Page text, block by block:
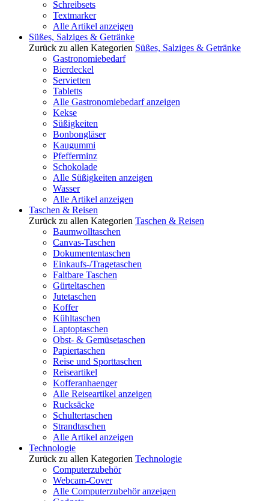
Schreibsets
Textmarker
Alle Artikel anzeigen
Süßes, Salziges & Getränke
Zurück zu allen Kategorien Süßes, Salziges & Getränke
Gastronomiebedarf
Bierdeckel
Servietten
Tabletts
Alle Gastronomiebedarf anzeigen
Kekse
Süßigkeiten
Bonbongläser
Kaugummi
Pfefferminz
Schokolade
Alle Süßigkeiten anzeigen
Wasser
Alle Artikel anzeigen
Taschen & Reisen
Zurück zu allen Kategorien Taschen & Reisen
Baumwolltaschen
Canvas-Taschen
Dokumententaschen
Einkaufs-/Tragetaschen
Faltbare Taschen
Gürteltaschen
Jutetaschen
Koffer
Kühltaschen
Laptoptaschen
Obst- & Gemüsetaschen
Papiertaschen
Reise und Sporttaschen
Reiseartikel
Kofferanhaenger
Alle Reiseartikel anzeigen
Rucksäcke
Schultertaschen
Strandtaschen
Alle Artikel anzeigen
Technologie
Zurück zu allen Kategorien Technologie
Computerzubehör
Webcam-Cover
Alle Computerzubehör anzeigen